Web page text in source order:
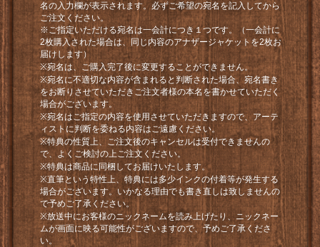
名の入力欄が表示されます。必ずご希望の宛名を記入してから
ご注文ください。
※ご指定いただける宛名は一会計につき１つです。（一会計に
2枚購入された場合は、同じ内容のアナザージャケットを2枚お
届けします）
※宛名は、ご購入完了後に変更することができません。
※宛名に不適切な内容が含まれると判断された場合、宛名書き
をお断りさせていただきご注文者様の本名を書かせていただく
場合がございます。
※宛名はご指定の内容を使用させていただきますので、アーテ
ィストに判断を委ねる内容はご遠慮ください。
※特典の性質上、ご注文後のキャンセルは受付できませんの
で、よくご検討の上ご注文ください。
※特典は商品に同梱してお届けいたします。
※直筆という特性上、特典には多少インクの付着等が発生する
場合がございます。いかなる理由でも書き直しは致しませんの
で予めご了承ください。
※放送中にお客様のニックネームを読み上げたり、ニックネー
ムが画面に映る可能性がございますので、予めご了承くださ
い。